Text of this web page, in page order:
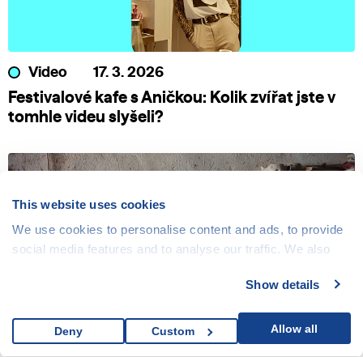
This website uses cookies
We use cookies to personalise content and ads, to provide
social media features and to analyse our traffic. We also
media, advertising and analytics partners who may
them or that they’ve collected from your use of their
services.
Show details
Allow all
Custom
Deny
Video 17. 3. 2026
Festivalové kafe s Aničkou: Kolik zvířat jste v
tomhle videu slyšeli?